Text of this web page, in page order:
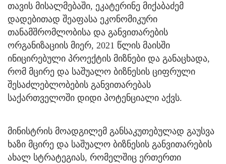
თავის მისალმებაში, ეკატერინე მიქაბაძემ
დადებითად შეაფასა ეკონომიკური
თანამშრომლობისა და განვითარების
ორგანიზაციის მიერ, 2021 წლის მაისში
ინიცირებული პროექტის მიზნები და განაცხადა,
რომ მცირე და საშუალო ბიზნესის ციფრული
შესაძლებლობების განვითარებას
საქართველოში დიდი პოტენციალი აქვს.
მინისტრის მოადგილემ განსაკუთებულად გაუსვა
ხაზი მცირე და საშუალო ბიზნესის განვითარების
ახალ სტრატეგიას, რომელშიც ერთერთი